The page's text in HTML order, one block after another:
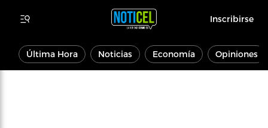
Inscribirse
Última Hora Noticias Economía Opiniones